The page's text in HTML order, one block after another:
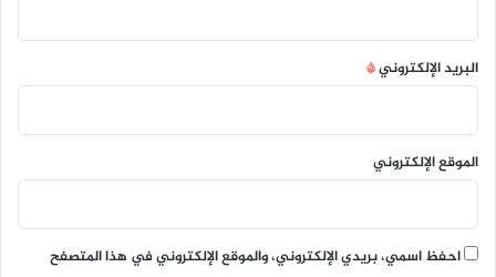
البريد الإلكتروني*
الموقع الإلكتروني
احفظ اسمي، بريدي الإلكتروني، والموقع الإلكتروني في هذا المتصفح